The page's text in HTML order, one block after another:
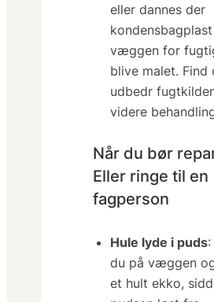
eller dannes der
væggen for
blive malet. Find
udbedr
videre
Når du bør
Eller ringe til en
fagperson
Hule lyde i puds
du på væggen
et hult ekko,